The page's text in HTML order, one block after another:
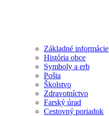
Základné informácie
História obce
Symboly a erb
Pošta
Školstvo
Zdravotníctvo
Farský úrad
Cestovný poriadok